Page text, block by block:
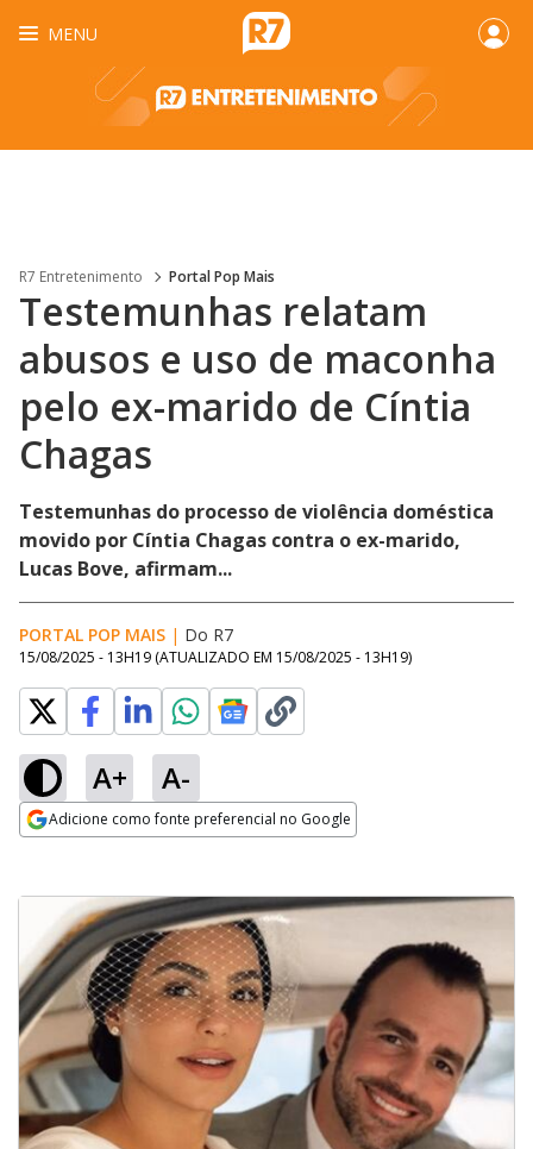
MENU
R7 Entretenimento Portal Pop Mais
Testemunhas relatam
abusos e uso de maconha
pelo ex-marido de Cíntia
Chagas
Testemunhas do processo de violência doméstica
movido por Cíntia Chagas contra o ex-marido,
Lucas Bove, afirmam...
PORTAL POP MAIS | Do R7
15/08/2025 - 13H19 (ATUALIZADO EM 15/08/2025 - 13H19)
A+ A-
Adicione como fonte preferencial no Google